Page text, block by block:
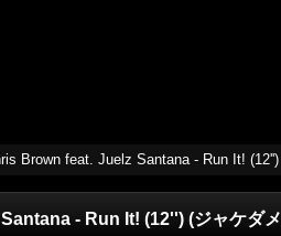
Brown feat. Juelz Santana - Run It!
- Run It! (12'') (ジャケダ